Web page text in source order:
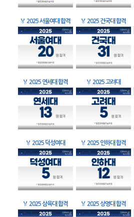
🏅 2025 서울여대 합격 🏅 2025 건국대 합격
🏅 2025 연세대 합격 🏅 2025 고려대
🏅 2025 덕성여대 🏅 2025 인하대 합격
🏅 2025 삼육대 합격 🏅 2025 상명대 합격